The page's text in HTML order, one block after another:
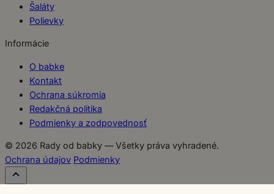
Šaláty
Polievky
Informácie
O babke
Kontakt
Ochrana súkromia
Redakčná politika
Podmienky a zodpovednosť
© 2026 Rady od babky — Všetky práva vyhradené.
Ochrana údajov Podmienky